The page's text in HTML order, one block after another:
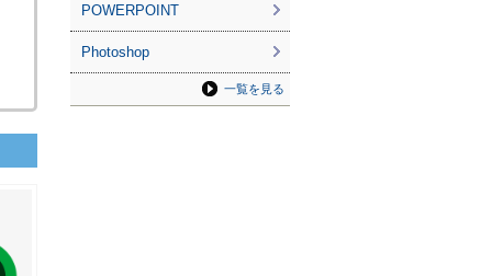
POWERPOINT
Photoshop
一覧を見る